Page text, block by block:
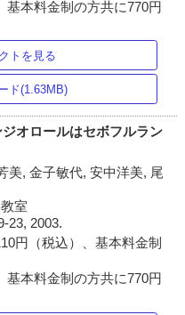
基本料金制の方共に770円
トを見る
ド(1.63MB)
オロールはセボフルラン
美, 金子敏代, 安中洋美, 尾
室
23, 2003.
円（税込）、基本料金制
基本料金制の方共に770円